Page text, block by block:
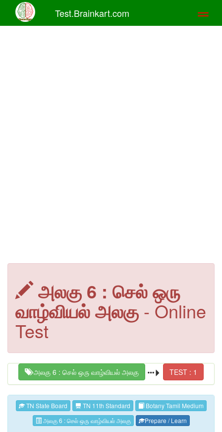
Test.Brainkart.com
அலகு 6 : செல் ஒரு
வாழ்வியல் அலகு - Online
Test
அலகு 6 : செல் ஒரு வாழ்வியல் அலகு TEST : 1
TN State Board TN 11th Standard
Botany Tamil Medium
அலகு 6 : செல் ஒரு வாழ்வியல் அலகு
Prepare / Learn